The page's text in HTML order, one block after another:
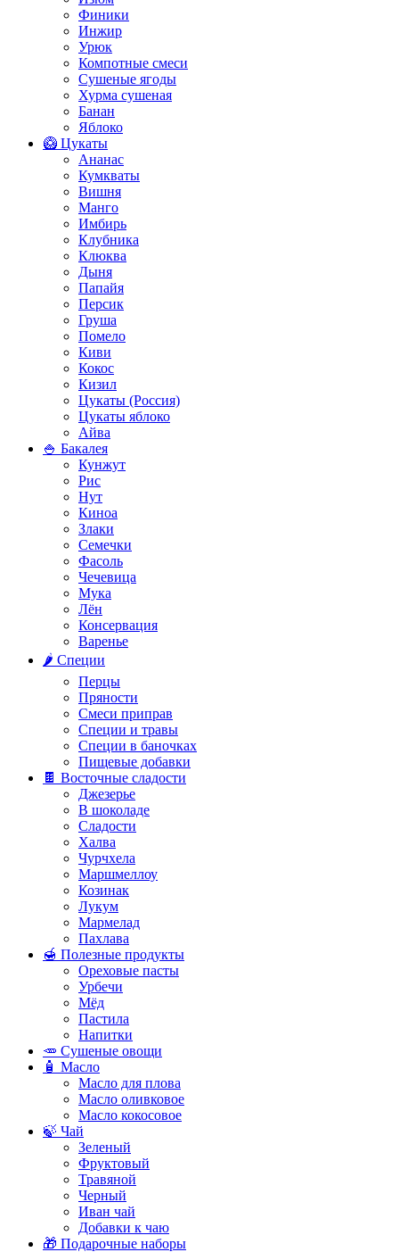
Финики
Инжир
Урюк
Компотные смеси
Сушеные ягоды
Хурма сушеная
Банан
Яблоко
🥝 Цукаты
Ананас
Кумкваты
Вишня
Манго
Имбирь
Клубника
Клюква
Дыня
Папайя
Персик
Груша
Помело
Киви
Кокос
Кизил
Цукаты (Россия)
Цукаты яблоко
Айва
🍚 Бакалея
Кунжут
Рис
Нут
Киноа
Злаки
Семечки
Фасоль
Чечевица
Мука
Лён
Консервация
Варенье
🌶️ Специи
Перцы
Пряности
Смеси приправ
Специи и травы
Специи в баночках
Пищевые добавки
🍫 Восточные сладости
Джезерье
В шоколаде
Сладости
Халва
Чурчхела
Маршмеллоу
Козинак
Лукум
Мармелад
Пахлава
🍯 Полезные продукты
Ореховые пасты
Урбечи
Мёд
Пастила
Напитки
🥕 Сушеные овощи
🧴 Масло
Масло для плова
Масло оливковое
Масло кокосовое
🍃 Чай
Зеленый
Фруктовый
Травяной
Черный
Иван чай
Добавки к чаю
🎁 Подарочные наборы